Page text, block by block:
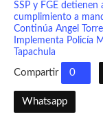
SSP y FGE
cumplimiento a
Continúa Angel
Implementa Policía
Tapachula
Compartir 0
Whatsapp